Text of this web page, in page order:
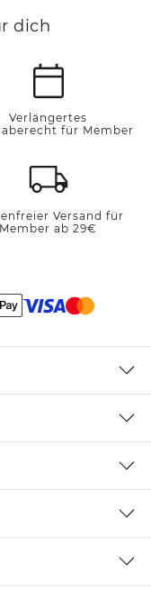
dich
Verlängertes
für Member
Versand für
Member ab 29€